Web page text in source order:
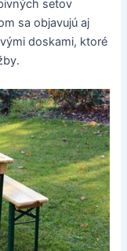
setov
sa objavujú aj
doskami, ktoré